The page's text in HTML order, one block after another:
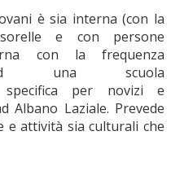
è sia interna (con la
e con persone
con la frequenza
ad una scuola
specifica per novizi e
Albano Laziale. Prevede
e attività sia culturali che